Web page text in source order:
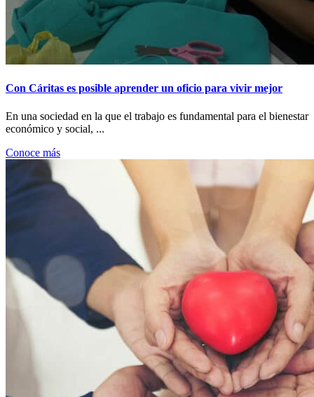
Con Cáritas es posible aprender un oficio para vivir mejor
En una sociedad en la que el trabajo es fundamental para el bienestar
económico y social, ...
Conoce más